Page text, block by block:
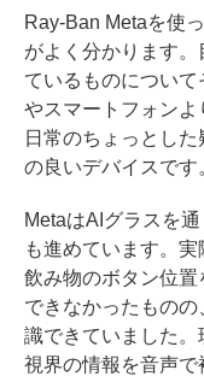
Ray-Ban Metaを使
がよく分かります
ているものについ
やスマートフォンよ
日常のちょっとし
の良いデバイスです
MetaはAIグラスを
も進めています。
飲み物のボタン位
できなかったもの
識できていました。
視界の情報を音声